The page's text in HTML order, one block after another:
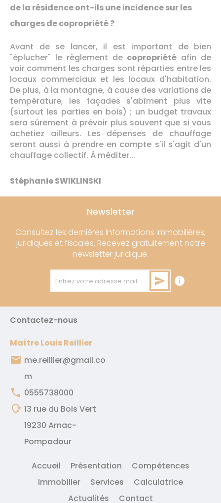
de la résidence ont-ils une incidence sur les
charges de copropriété ?
Avant de se lancer, il est important de bien
"éplucher" le règlement de copropriété afin de
voir comment les charges sont réparties entre les
locaux commerciaux et les locaux d'habitation.
De plus, à la montagne, à cause des variations de
température, les façades s'abîment plus vite
(surtout les parties en bois) ; un budget travaux
sera sûrement à prévoir plus souvent que si vous
achetiez ailleurs. Les dépenses de chauffage
seront aussi à prendre en compte s'il s'agit d'un
chauffage collectif. À méditer...
Stéphanie SWIKLINSKI
Newsletter
Consultez les dernières informations immobilières,
juridiques et fiscales. Recevez gratuitement notre
newsletter juridique.
info
Entrez votre adresse mail send
Contactez-nous
Maître Louis Reillier
email me.reillier@gmail.co
m
phone 0555738000
mode_of_travel 13 rue du Bois Vert
19230 Arnac-
Pompadour
Accueil Présentation
Compétences
Immobilier
Services
Calculatrice
Actualités
Contact